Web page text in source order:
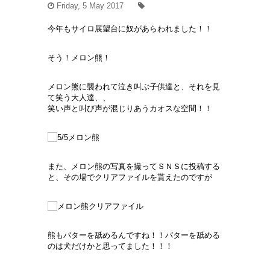
Friday, 5 May 2017
今年もサイロ展望台に奴があらわれました！！
そう！メロン熊！
メロン熊に襲われて泣き叫ぶ子供達と、それを見
て笑う大人達、、
笑い声と叫び声が混じりあうカオスな空間！！
また、メロン熊の写真を撮ってＳＮＳに投稿する
と、その場でクリアファイルを貰えたのですが
熊もバターを舐めるんですね！！バターを舐める
のは犬だけかと思ってました！！！